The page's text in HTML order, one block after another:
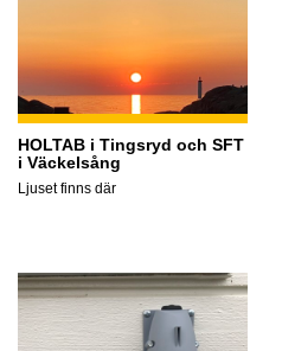
HOLTAB i Tingsryd och SFT
i Väckelsång
Ljuset finns där